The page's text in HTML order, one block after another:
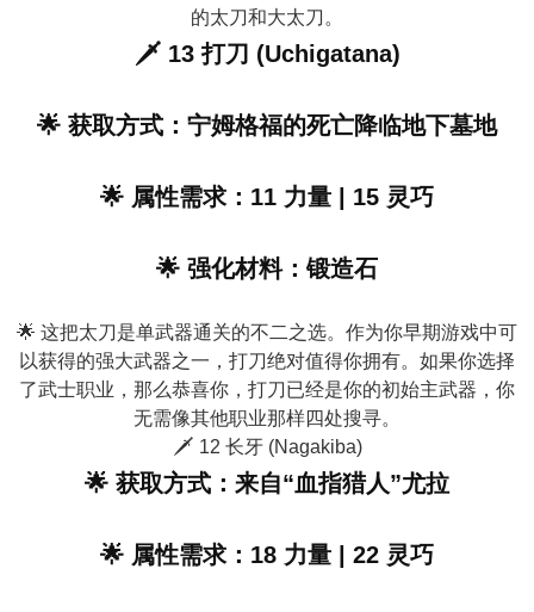
的太刀和大太刀。
🗡️ 13 打刀 (Uchigatana)
🌟 获取方式：宁姆格福的死亡降临地下墓地
🌟 属性需求：11 力量 | 15 灵巧
🌟 强化材料：锻造石
🌟 这把太刀是单武器通关的不二之选。作为你早期游戏中可
以获得的强大武器之一，打刀绝对值得你拥有。如果你选择
了武士职业，那么恭喜你，打刀已经是你的初始主武器，你
无需像其他职业那样四处搜寻。
🗡️ 12 长牙 (Nagakiba)
🌟 获取方式：来自“血指猎人”尤拉
🌟 属性需求：18 力量 | 22 灵巧